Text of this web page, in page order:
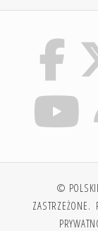
©
ZASTRZEŻONE.